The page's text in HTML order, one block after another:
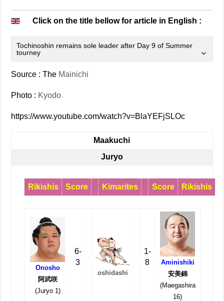
Click on the title bellow for article in English :
Tochinoshin remains sole leader after Day 9 of Summer
tourney
Source : The Mainichi
Photo : Kyodo
https://www.youtube.com/watch?v=BlaYEFjSLOc
Maakuchi
Juryo
Rikishis Score Kimarites Score Rikishis
Onosho
阿武咲
(Juryo 1)
6-
3
oshidashi
1-
8
Aminishiki
安美錦
(Maegashira
16)